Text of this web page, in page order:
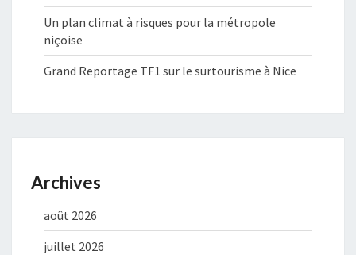
Un plan climat à risques pour la métropole
niçoise
Grand Reportage TF1 sur le surtourisme à Nice
Archives
août 2026
juillet 2026